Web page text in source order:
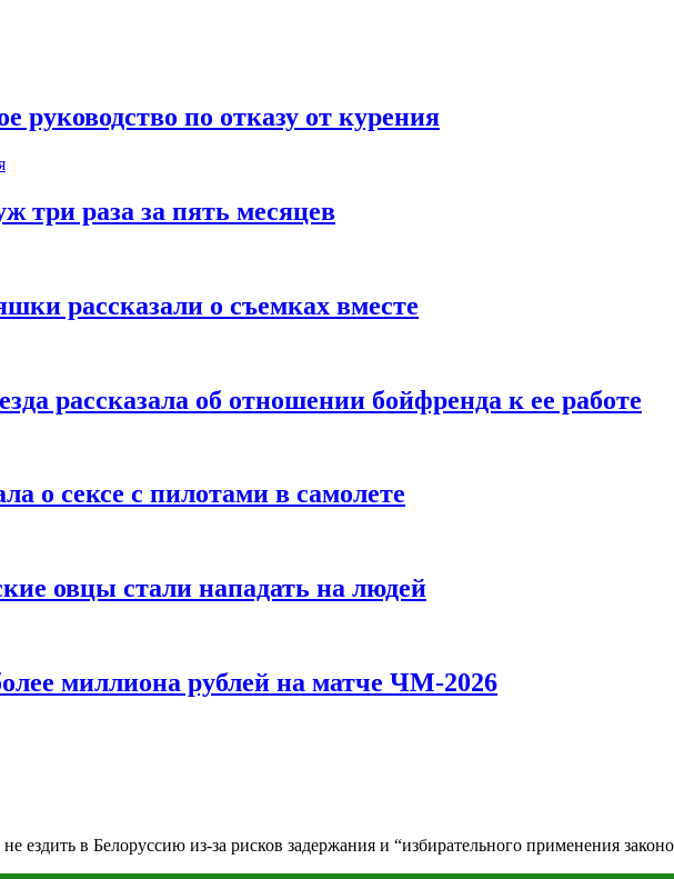
руководство по отказу от курения
раза за пять месяцев
рассказали о съемках вместе
рассказала об отношении бойфренда к ее работе
о сексе с пилотами в самолете
овцы стали нападать на людей
миллиона рублей на матче ЧМ-2026
ездить в Белоруссию из-за рисков задержания и “избирательного применения